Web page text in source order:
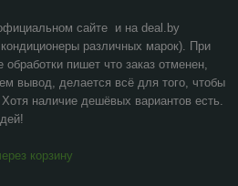
сайте  и на deal.by
различных марок). При
пишет что заказ отменен,
вывод, делается всё для того, чтобы
наличие дешёвых вариантов есть.
корзину